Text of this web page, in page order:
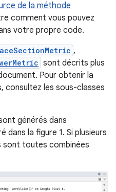
de la méthode
comment vous pouvez
votre propre code.
,
sont décrits plus
Pour obtenir la
consultez les sous-classes
générés dans
dans la figure 1. Si plusieurs
sont toutes combinées